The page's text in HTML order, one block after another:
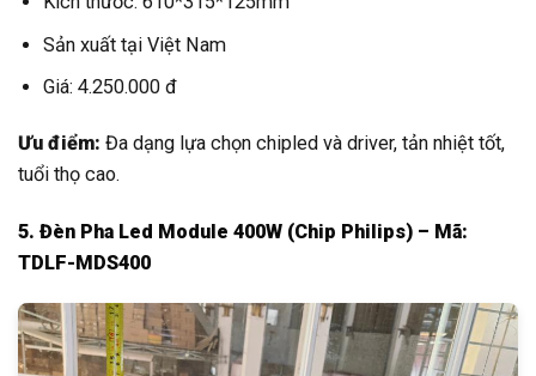
Sản xuất tại Việt Nam
Giá: 4.250.000 đ
Ưu điểm: Đa dạng lựa chọn chipled và driver, tản nhiệt tốt,
tuổi thọ cao.
5. Đèn Pha Led Module 400W (Chip Philips) – Mã:
TDLF-MDS400